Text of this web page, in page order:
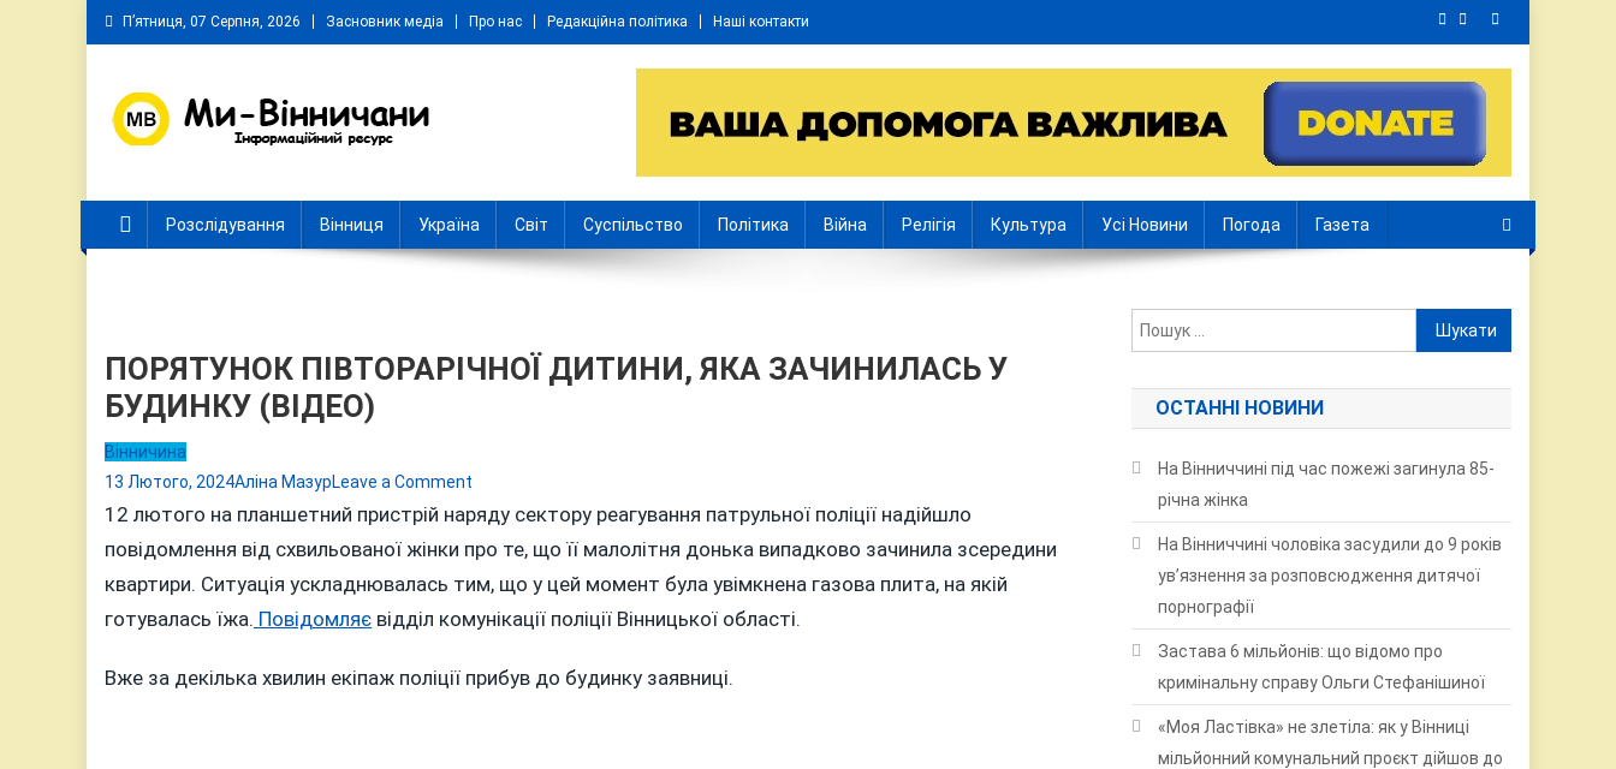
Skip
to
П’ятниця, 07 Серпня, 2026 Засновник медіа Про нас Редакційна політика Наші контакти
Розслідування Вінниця Україна Світ Суспільство Політика Війна Релігія Культура Усі Новини Погода Газета
ПОРЯТУНОК ПІВТОРАРІЧНОЇ ДИТИНИ, ЯКА ЗАЧИНИЛАСЬ У
БУДИНКУ (ВІДЕО)
Вінничина
13 Лютого, 2024Аліна МазурLeave a Comment
ПОРЯТУНОК
ПІВТОРАРІЧНОЇ
ЗАЧИНИЛАСЬ
БУДИНКУ
12 лютого на планшетний пристрій наряду сектору реагування патрульної поліції надійшло
повідомлення від схвильованої жінки про те, що її малолітня донька випадково зачинила зсередини
квартири. Ситуація ускладнювалась тим, що у цей момент була увімкнена газова плита, на якій
готувалась їжа. Повідомляє відділ комунікації поліції Вінницької області.
Вже за декілька хвилин екіпаж поліції прибув до будинку заявниці.
Пошук:
ОСТАННІ НОВИНИ
На Вінниччині під час пожежі загинула 85-
річна жінка
На Вінниччині чоловіка засудили до 9 років
ув’язнення за розповсюдження дитячої
порнографії
Застава 6 мільйонів: що відомо про
кримінальну справу Ольги Стефанішиної
«Моя Ластівка» не злетіла: як у Вінниці
мільйонний комунальний проєкт дійшов до